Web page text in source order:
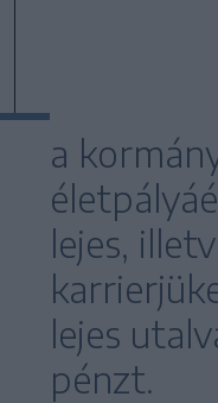
a
lejes,
lejes
pénzt.